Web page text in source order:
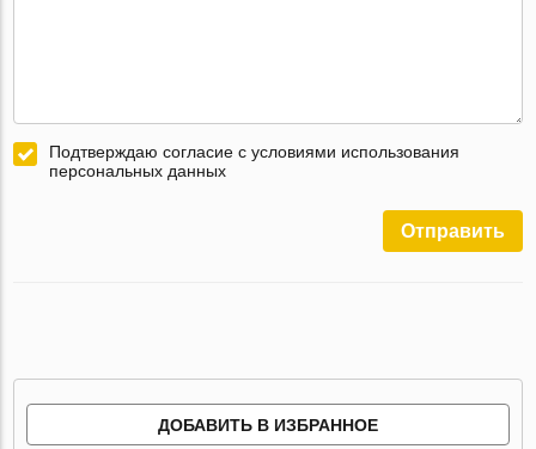
Подтверждаю согласие с условиями использования
персональных данных
Отправить
ДОБАВИТЬ В ИЗБРАННОЕ